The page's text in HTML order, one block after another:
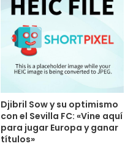
Djibril Sow y su optimismo
con el Sevilla FC: «Vine aquí
para jugar Europa y ganar
títulos»